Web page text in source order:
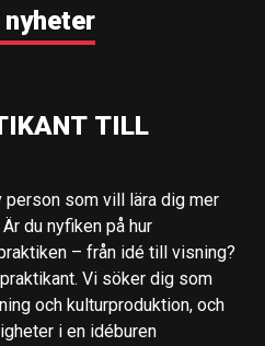
nyheter
TILL
person som vill lära dig mer
du nyfiken på hur
– från idé till visning?
Vi söker dig som
och kulturproduktion, och
i en idéburen